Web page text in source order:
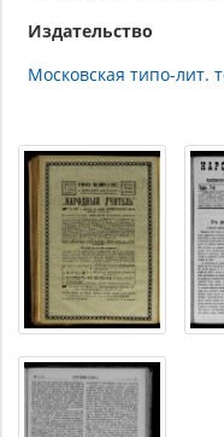
Издательство
Московская типо-лит.